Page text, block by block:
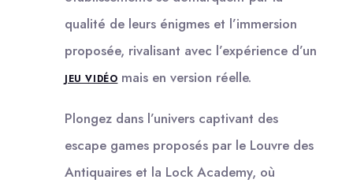
qualité de leurs énigmes et l’immersion
proposée, rivalisant avec l’expérience d’un
JEU VIDÉO mais en version réelle.
Plongez dans l’univers captivant des
escape games proposés par le Louvre des
Antiquaires et la Lock Academy, où